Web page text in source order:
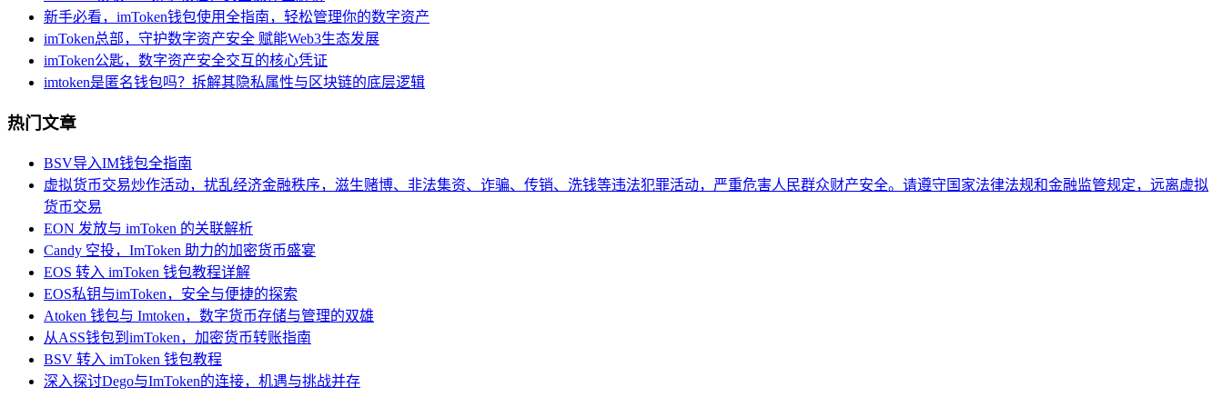
新手必看，imToken钱包使用全指南，轻松管理你的数字资产
imToken总部，守护数字资产安全 赋能Web3生态发展
imToken公匙，数字资产安全交互的核心凭证
imtoken是匿名钱包吗？拆解其隐私属性与区块链的底层逻辑
热门文章
BSV导入IM钱包全指南
虚拟货币交易炒作活动，扰乱经济金融秩序，滋生赌博、非法集资、诈骗、传销、洗钱等违法犯罪活动，严重危害人民群众财产安全。请遵守国家法律法规和金融监管规定，远离虚拟
货币交易
EON 发放与 imToken 的关联解析
Candy 空投，ImToken 助力的加密货币盛宴
EOS 转入 imToken 钱包教程详解
EOS私钥与imToken，安全与便捷的探索
Atoken 钱包与 Imtoken，数字货币存储与管理的双雄
从ASS钱包到imToken，加密货币转账指南
BSV 转入 imToken 钱包教程
深入探讨Dego与ImToken的连接，机遇与挑战并存